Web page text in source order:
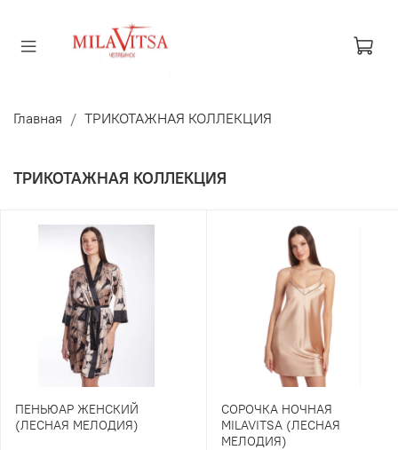
Главная ТРИКОТАЖНАЯ КОЛЛЕКЦИЯ
ТРИКОТАЖНАЯ КОЛЛЕКЦИЯ
ПЕНЬЮАР ЖЕНСКИЙ
(ЛЕСНАЯ МЕЛОДИЯ)
СОРОЧКА НОЧНАЯ
MILAVITSA (ЛЕСНАЯ
МЕЛОДИЯ)